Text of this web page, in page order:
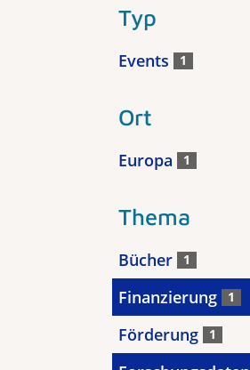
Typ
Events 1
Ort
Europa 1
Thema
Bücher 1
Finanzierung 1
Förderung 1